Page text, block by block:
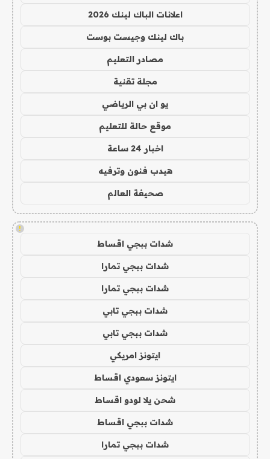
اعلانات الباك لينك 2026
باك لينك وجيست بوست
مصادر التعليم
مجلة تقنية
يو ان بي الرياضي
موقع حالة للتعليم
اخبار 24 ساعة
هيدب فنون وترفيه
صحيفة العالم
!
شدات ببجي اقساط
شدات ببجي تمارا
شدات ببجي تمارا
شدات ببجي تابي
شدات ببجي تابي
ايتونز امريكي
ايتونز سعودي اقساط
شحن يلا لودو اقساط
شدات ببجي اقساط
شدات ببجي تمارا